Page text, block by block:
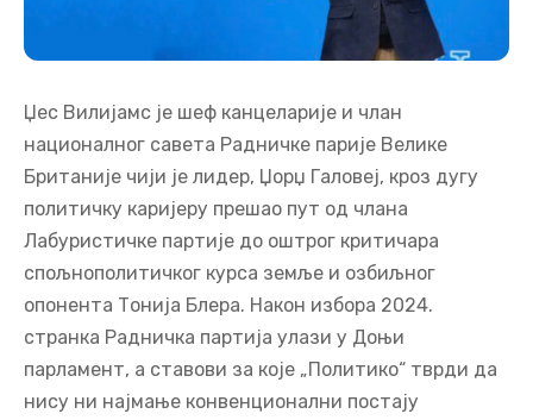
Џес Вилијамс је шеф канцеларије и члан
националног савета Радничке парије Велике
Британије чији је лидер, Џорџ Галовеј, кроз дугу
политичку каријеру прешао пут од члана
Лабуристичке партије до оштрог критичара
спољнополитичког курса земље и озбиљног
опонента Тонија Блера. Након избора 2024.
странка Радничка партија улази у Доњи
парламент, а ставови за које „Политико“ тврди да
нису ни најмање конвенционални постају